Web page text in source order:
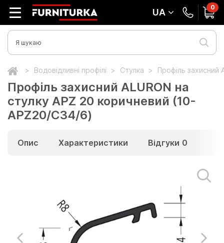
UA 0
Водовідливні профілі Стулка Профіль захисний
Профіль захисний ALURON на
стулку APZ 20 коричневий (10-
APZ20/C34/6)
Опис Характеристики Відгуки 0